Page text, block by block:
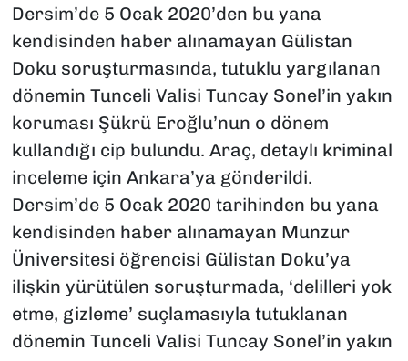
Dersim’de 5 Ocak 2020’den bu yana
kendisinden haber alınamayan Gülistan
Doku soruşturmasında, tutuklu yargılanan
dönemin Tunceli Valisi Tuncay Sonel’in yakın
koruması Şükrü Eroğlu’nun o dönem
kullandığı cip bulundu. Araç, detaylı kriminal
inceleme için Ankara’ya gönderildi.
Dersim’de 5 Ocak 2020 tarihinden bu yana
kendisinden haber alınamayan Munzur
Üniversitesi öğrencisi Gülistan Doku’ya
ilişkin yürütülen soruşturmada, ‘delilleri yok
etme, gizleme’ suçlamasıyla tutuklanan
dönemin Tunceli Valisi Tuncay Sonel’in yakın